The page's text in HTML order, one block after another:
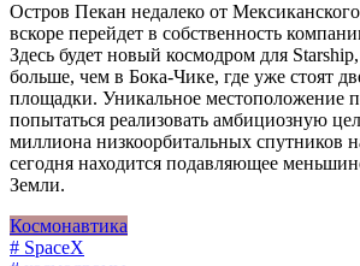
Остров Пекан недалеко от
вскоре перейдет в собственность
Здесь будет новый космодром для
больше, чем в Бока-Чике, где уже стоят
площадки. Уникальное местоположение
попытаться реализовать амбициозную
миллиона низкоорбитальных спутников
сегодня находится подавляющее
Земли.
Космонавтика
# SpaceX